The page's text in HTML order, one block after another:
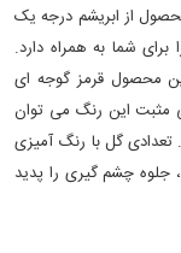
از ابریشم درجه یک
شما به همراه دارد.
محصول قرمز گوجه ای
مثبت این رنگ می توان
تعدادی گل با رنگ آمیزی
جلوه‏ چشم گیری را پدید